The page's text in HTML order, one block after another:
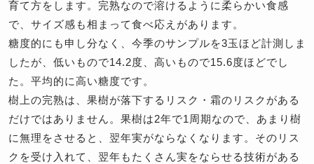
育て方をします。完熟なので溶けるように柔らかい食感
で、サイズ感も相まって食べ応えがあります。
糖度的にも申し分なく、今季のサンプルを3玉ほど計測しま
したが、低いもので14.2度、高いもので15.6度ほどでし
た。平均的に高い糖度です。
樹上の完熟は、果樹が落下するリスク・霜のリスクがある
だけではありません。果樹は2年で1周期なので、あまり樹
に無理をさせると、翌年実がならなくなります。そのリス
クを受け入れて、翌年もたくさん実をならせる技術がある